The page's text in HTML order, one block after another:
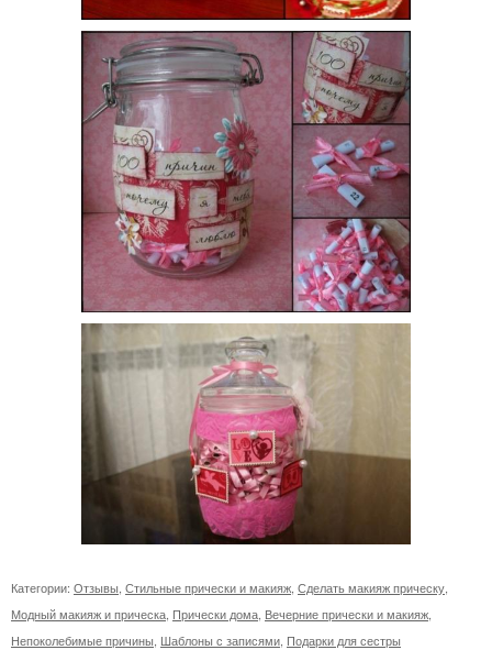
Категории: Отзывы Стильные прически и макияж Сделать макияж прическу
Модный макияж и прическа Прически дома Вечерние прически и макияж
Непоколебимые причины Шаблоны с записями Подарки для сестры